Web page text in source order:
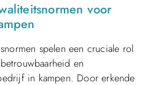
voor
spelen een cruciale rol
en
in kampen. Door erkende